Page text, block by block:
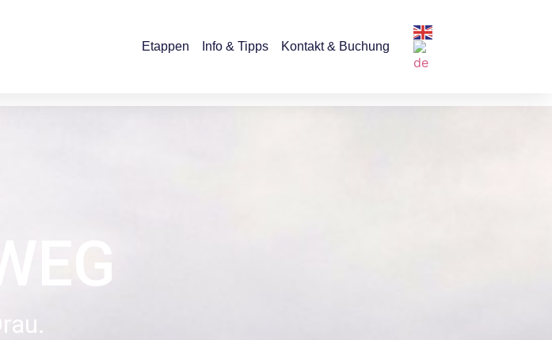
Etappen Info & Tipps Kontakt & Buchung